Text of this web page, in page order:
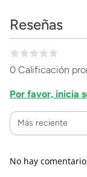
Reseñas
0 Calificación
Por favor, inicia
Más reciente
No hay